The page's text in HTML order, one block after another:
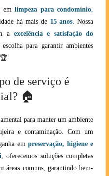
em limpeza para condomínio,
há mais de 15 anos. Nossa
a excelência e satisfação do
para garantir ambientes
de serviço é
🏠
para manter um ambiente
e contaminação. Com um
empreservação, higiene e
, oferecemos soluções completas
áreas comuns, garantindo bem-